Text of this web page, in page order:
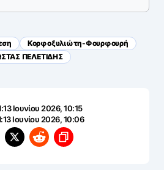
Κορφοξυλιώτη-Φουρφουρή
ΠΕΛΕΤΙΔΗΣ
13 Ιουνίου 2026, 10:15
13 Ιουνίου 2026, 10:06